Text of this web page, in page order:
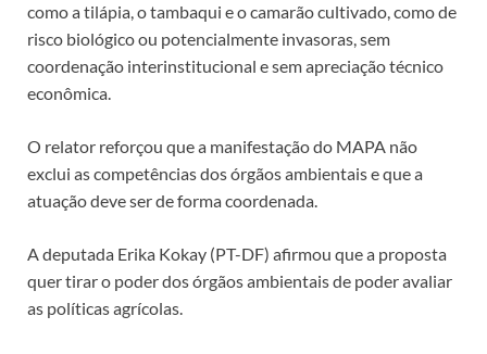
como a tilápia, o tambaqui e o camarão cultivado, como de
risco biológico ou potencialmente invasoras, sem
coordenação interinstitucional e sem apreciação técnico
econômica.
O relator reforçou que a manifestação do MAPA não
exclui as competências dos órgãos ambientais e que a
atuação deve ser de forma coordenada.
A deputada Erika Kokay (PT-DF) afirmou que a proposta
quer tirar o poder dos órgãos ambientais de poder avaliar
as políticas agrícolas.